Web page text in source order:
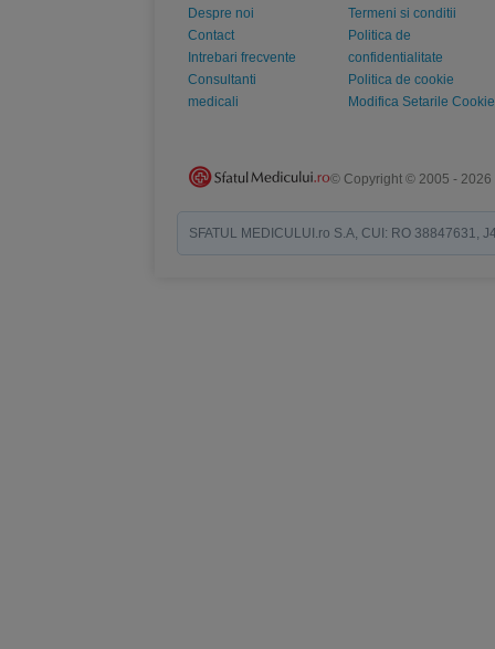
Despre noi
Contact
Intrebari frecvente
Consultanti
medicali
Termeni si conditii
Politica de
confidentialitate
Politica de cookie
Modifica Setarile Cookie
© Copyright © 2005 - 2026
SFATUL MEDICULUI.ro S.A, CUI: RO 38847631,